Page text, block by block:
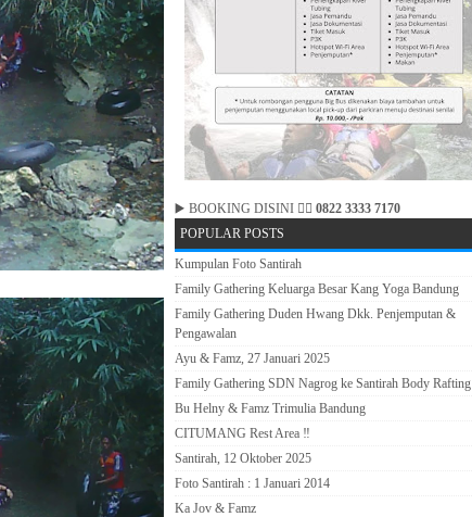
▶️ BOOKING DISINI 👉🏻 0822 3333 7170
POPULAR POSTS
Kumpulan Foto Santirah
Family Gathering Keluarga Besar Kang Yoga Bandung
Family Gathering Duden Hwang Dkk. Penjemputan &
Pengawalan
Ayu & Famz, 27 Januari 2025
Family Gathering SDN Nagrog ke Santirah Body Rafting
Bu Helny & Famz Trimulia Bandung
CITUMANG Rest Area ‼️
Santirah, 12 Oktober 2025
Foto Santirah : 1 Januari 2014
Ka Jov & Famz